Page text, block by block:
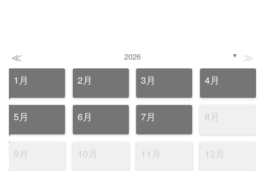
≪ 2026 ▼ ≫
1月 2月 3月 4月
5月 6月 7月 8月
9月 10月 11月 12月